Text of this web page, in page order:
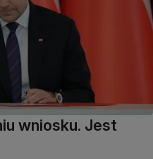
wniosku. Jest